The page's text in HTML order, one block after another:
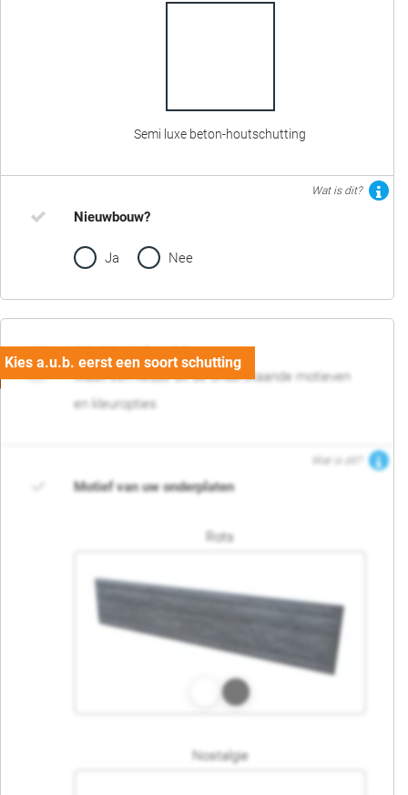
Semi luxe beton-houtschutting
Wat is dit?
Nieuwbouw?
Ja Nee
02. Motief en kleur
Maak een keuze uit de onderstaande motieven
en kleuropties
Wat is dit?
Motief van uw onderplaten
Rots
Nostalgie